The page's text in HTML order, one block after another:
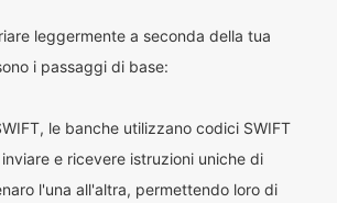
leggermente a seconda della tua
i passaggi di base:
le banche utilizzano codici SWIFT
e ricevere istruzioni uniche di
l'una all'altra, permettendo loro di